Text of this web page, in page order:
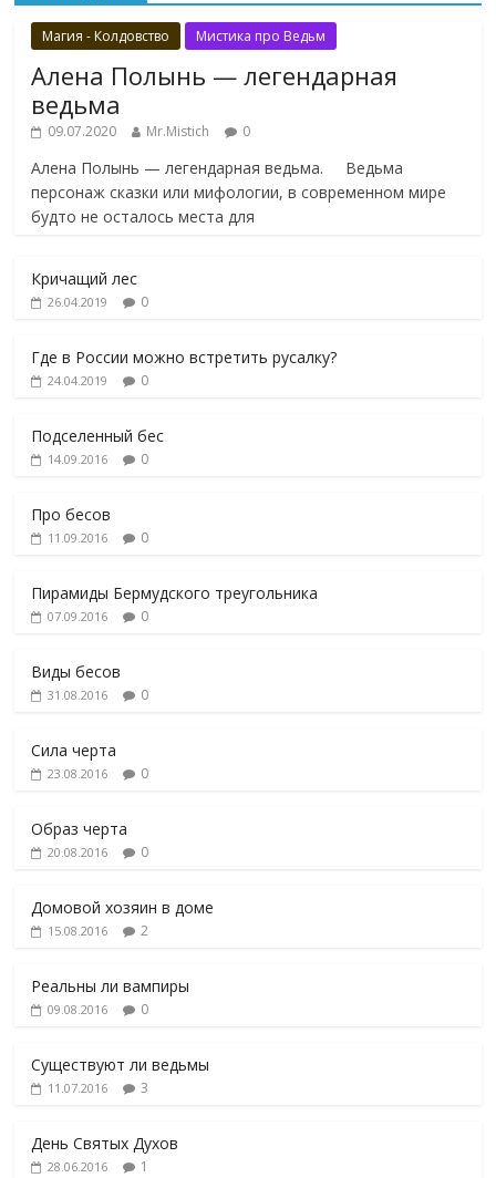
Магия - Колдовство Мистика про Ведьм
Алена Полынь — легендарная
ведьма
09.07.2020 Mr.Mistich 0
Алена Полынь — легендарная ведьма. Ведьма
персонаж сказки или мифологии, в современном мире
будто не осталось места для
Кричащий лес
26.04.2019 0
Где в России можно встретить русалку?
24.04.2019 0
Подселенный бес
14.09.2016 0
Про бесов
11.09.2016 0
Пирамиды Бермудского треугольника
07.09.2016 0
Виды бесов
31.08.2016 0
Сила черта
23.08.2016 0
Образ черта
20.08.2016 0
Домовой хозяин в доме
15.08.2016 2
Реальны ли вампиры
09.08.2016 0
Существуют ли ведьмы
11.07.2016 3
День Святых Духов
28.06.2016 1